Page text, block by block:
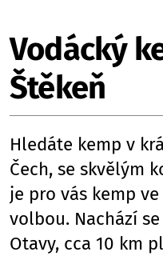
Vodácký
Štěkeň
Hledáte kemp v
Čech, se skvělým
je pro vás kemp
volbou. Nachází
Otavy, cca 10 km